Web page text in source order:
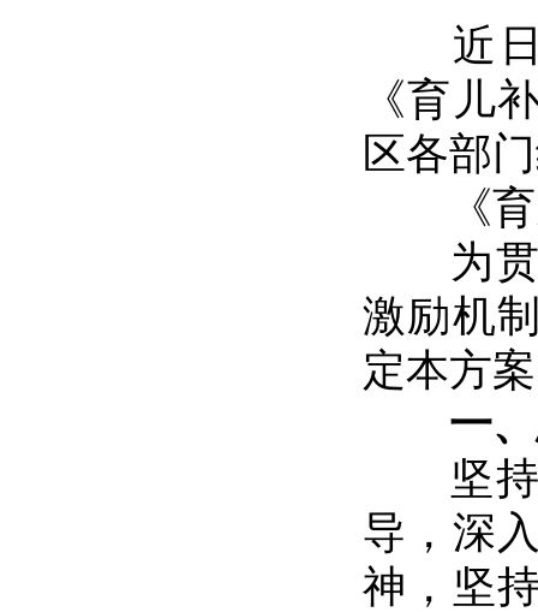
近
《育儿
区各部
《育
为贯
激励机
定本方
一
坚持
导，深
神，坚